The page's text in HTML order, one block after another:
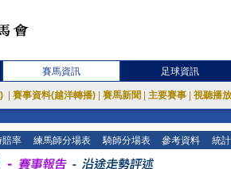
賽馬資訊 足球資訊
賽事資料(越洋轉播) 賽馬新聞 主要賽事 視聽播
賠率 練馬師分場表 騎師分場表 參考資料 統